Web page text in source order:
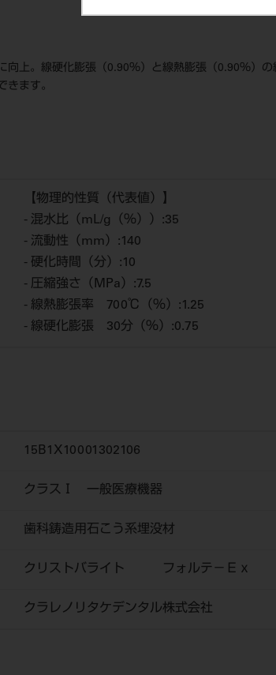
向上。線硬化膨張（0.90％）と線熱膨張（0.90％）
きます。
【物理的性質（代表値）】
- 混水比（mL/g（％））:35
- 流動性（mm）:140
- 硬化時間（分）:10
- 圧縮強さ（MPa）:7.5
- 線熱膨張率 700℃（％）:1.25
- 線硬化膨張 30分（％）:0.75
15B1X10001302106
クラスⅠ 一般医療機器
歯科鋳造用石こう系埋没材
クリストバライト フォルテ－Ｅｘ
クラレノリタケデンタル株式会社